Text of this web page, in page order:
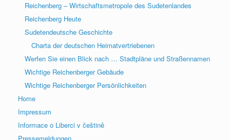
Reichenberg – Wirtschaftsmetropole des Sudetenlandes
Reichenberg Heute
Sudetendeutsche Geschichte
Charta der deutschen Heimatvertriebenen
Werfen Sie einen Blick nach … Stadtpläne und Straßennamen
Wichtige Reichenberger Gebäude
Wichtige Reichenberger Persönlichkeiten
Home
Impressum
Informace o Liberci v češtině